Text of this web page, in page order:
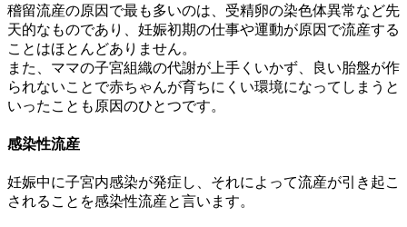
稽留流産の原因で最も多いのは、受精卵の染色体異常など先
天的なものであり、妊娠初期の仕事や運動が原因で流産する
ことはほとんどありません。
また、ママの子宮組織の代謝が上手くいかず、良い胎盤が作
られないことで赤ちゃんが育ちにくい環境になってしまうと
いったことも原因のひとつです。
感染性流産
妊娠中に子宮内感染が発症し、それによって流産が引き起こ
されることを感染性流産と言います。